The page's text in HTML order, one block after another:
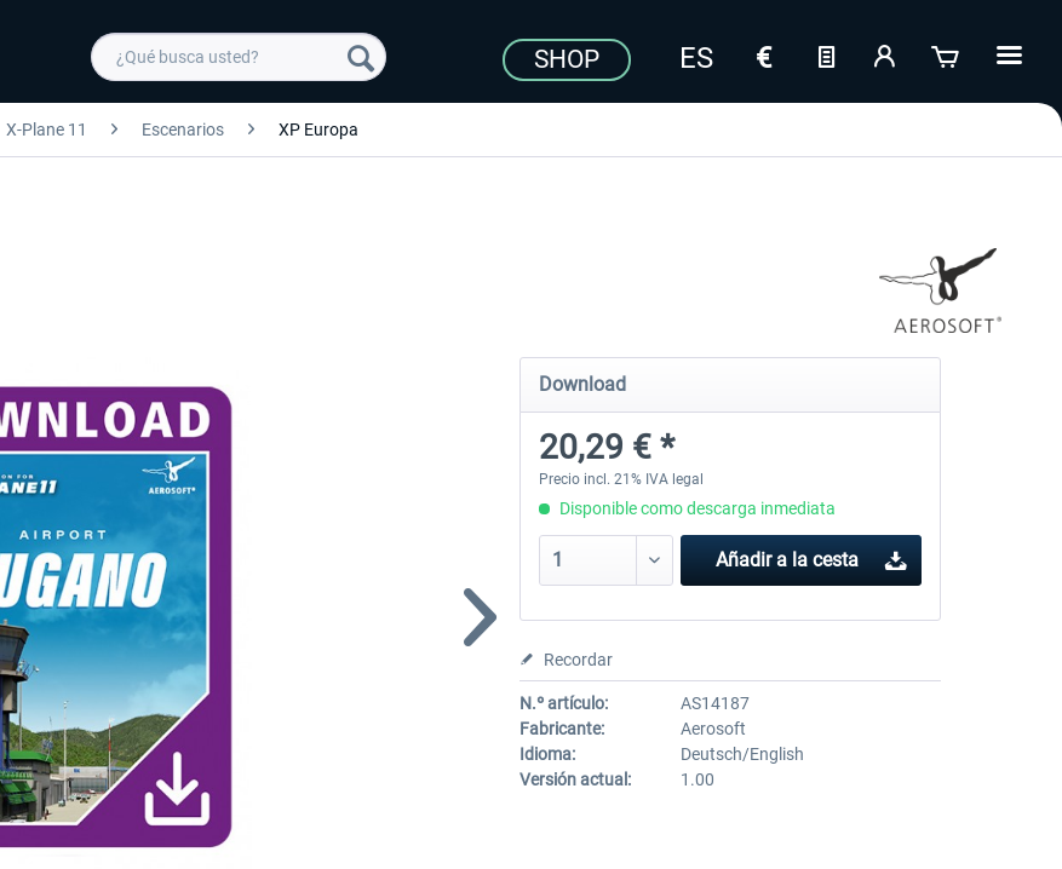
SHOP
X-Plane 11 Escenarios XP Europa
Download
20,29 € *
Precio incl. 21% IVA legal
Disponible como descarga inmediata
Añadir a la cesta
Recordar
N.º artículo:
AS14187
Fabricante:
Aerosoft
Idioma:
Deutsch/English
Versión actual:
1.00